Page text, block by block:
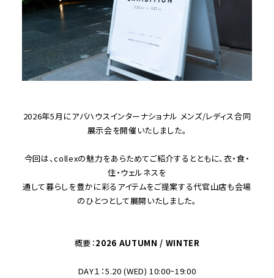
2026年5月にアバハウスインターナショナル メンズ/レディス合同
展示会を開催いたしました。
今回は、collexの魅力をあらためてご紹介するとともに、衣・食・
住・ウェルネスを
通して暮らしを豊かに彩るアイテムをご提案する代官山店も会場
のひとつとして展開いたしました。
概要：2026 AUTUMN / WINTER
DAY１：5.20 (WED) 10:00~19:00